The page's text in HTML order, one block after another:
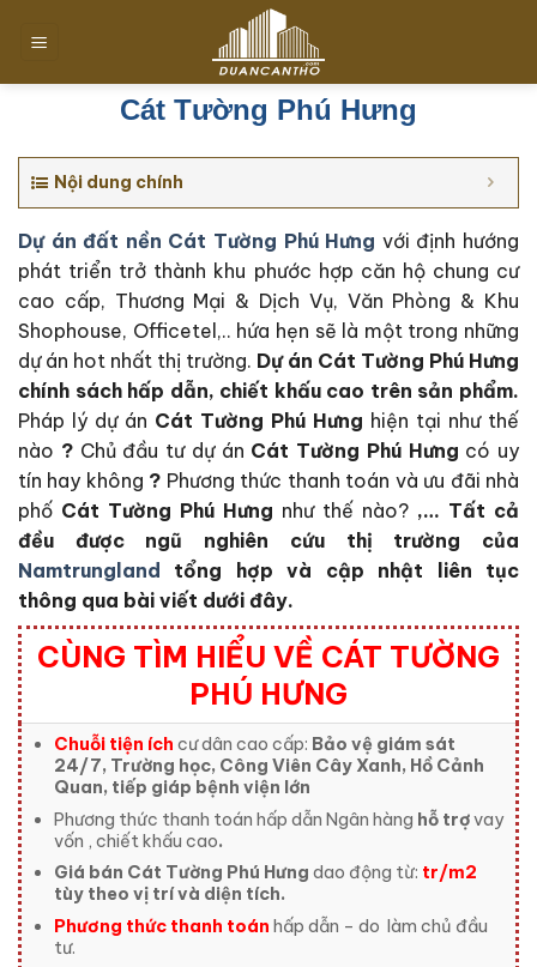
đến
Cát Tường Phú Hưng
Nội dung chính
Dự án đất nền Cát Tường Phú Hưng với định hướng
phát triển trở thành khu phước hợp căn hộ chung cư
cao cấp, Thương Mại & Dịch Vụ, Văn Phòng & Khu
Shophouse, Officetel,.. hứa hẹn sẽ là một trong những
dự án hot nhất thị trường. Dự án Cát Tường Phú Hưng
chính sách hấp dẫn, chiết khấu cao trên sản phẩm.
Pháp lý dự án Cát Tường Phú Hưng hiện tại như thế
nào ? Chủ đầu tư dự án Cát Tường Phú Hưng có uy
tín hay không ? Phương thức thanh toán và ưu đãi nhà
phố Cát Tường Phú Hưng như thế nào? ,… Tất cả
đều được ngũ nghiên cứu thị trường của
Namtrungland
tổng hợp và cập nhật liên tục
thông qua bài viết dưới đây.
CÙNG TÌM HIỂU VỀ CÁT TƯỜNG
PHÚ HƯNG
Chuỗi tiện ích cư dân cao cấp: Bảo vệ giám sát
24/7, Trường học, Công Viên Cây Xanh, Hồ Cảnh
Quan, tiếp giáp bệnh viện lớn
Phương thức thanh toán hấp dẫn Ngân hàng hỗ trợvay
vốn , chiết khấu cao.
Giá bán Cát Tường Phú Hưng dao động từ: tr/m2
tùy theo vị trí và diện tích.
Phương thức thanh toán hấp dẫn – do làm chủ đầu
tư.